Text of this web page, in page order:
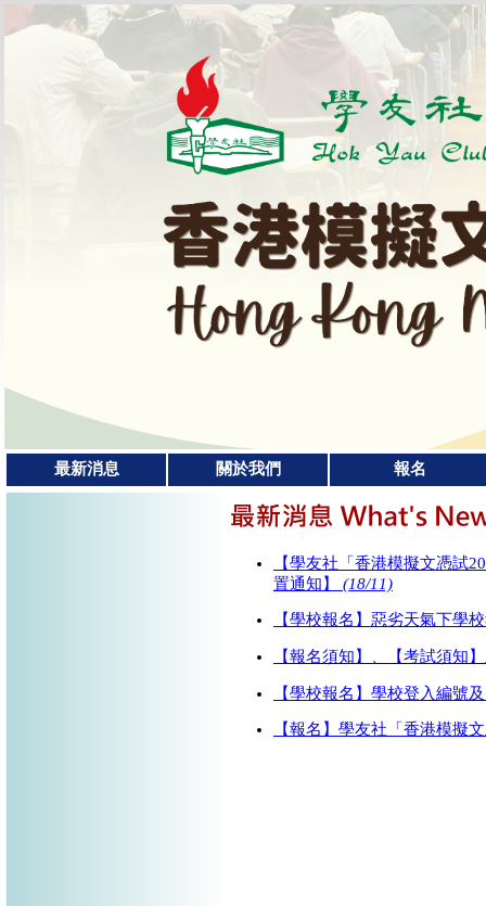
最新消息 關於我們 報名
【學友社「香港模擬文憑試
置通知】 (18/11)
【學校報名】惡劣天氣下學
【報名須知】、【考試須知
【學校報名】學校登入編號
【報名】學友社「香港模擬